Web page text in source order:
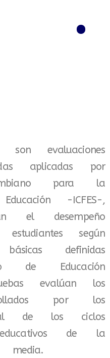
Menú
evaluaciones
aplicadas por
para la
-ICFES-,
el desempeño
según
definidas
de Educación
evalúan los
por los
de los ciclos
de la
media.